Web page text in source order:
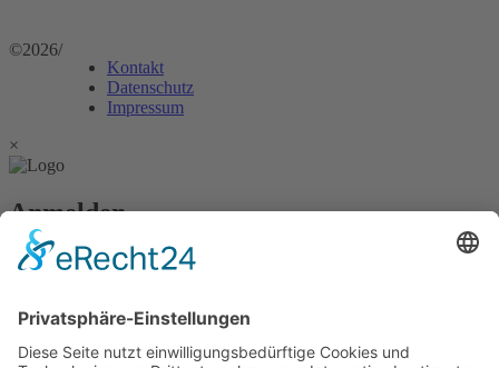
©2026/
Kontakt
Datenschutz
Impressum
×
Anmelden
Passwort vergessen?